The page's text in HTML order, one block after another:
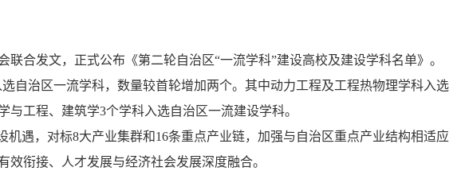
联合发文，正式公布《第二轮自治区“一流学科”建设高校及建设学科名单》。
自治区一流学科， 数量较首轮增加两个。其中动力工程及工程热物理学科入选
与工程、建筑学3个学科入选自治区一流建设学科。
机遇， 对标8大产业集群和16条重点产业链，加强与自治区重点产业结构相适应
衔接、人才发展与经济社会发展深度融合。